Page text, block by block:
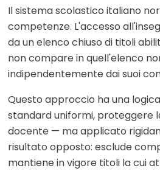
Il sistema scolastico italiano
competenze. L'accesso
da un elenco chiuso di titoli
non compare in quell'elenco
indipendentemente dai suoi
Questo approccio ha una
standard uniformi, proteggere
docente — ma applicato
risultato opposto: esclude
mantiene in vigore titoli la cui